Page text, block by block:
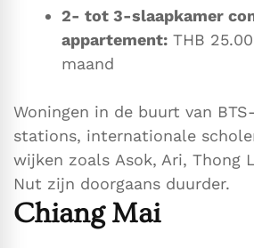
2- tot 3-slaapkamer
appartement: THB
maand
Woningen in de buurt van
stations, internationale
wijken zoals Asok, Ari, Thong
Nut zijn doorgaans duurder.
Chiang Mai